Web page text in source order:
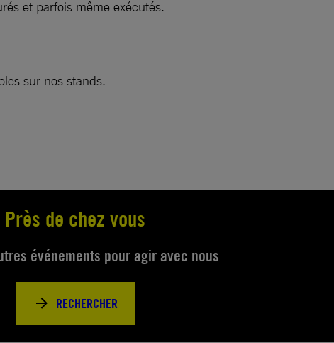
et parfois même exécutés.
sur nos stands.
Près de chez vous
événements pour agir avec nous
RECHERCHER